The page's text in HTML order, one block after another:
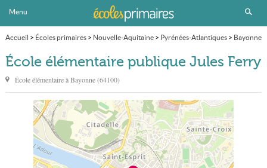
Menu
Accueil > Écoles primaires> Nouvelle-Aquitaine> Pyrénées-Atlantiques> Bayonne
>École élémentaire publique Jules Ferry
École élémentaire publique Jules Ferry
École élémentaire àBayonne(64100)